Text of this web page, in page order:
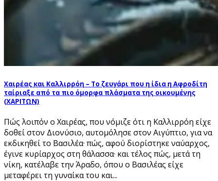
Χαιρέας και Καλλιρρόη – Το ζευγάρι που η ίδια η Αφροδίτη
ταίριαξε από τα πιο όμορφα πλάσματα της οικουμένης
(ΧΑΡΙΤΩΝ)
Πώς λοιπόν ο Χαιρέας, που νόμιζε ότι η Καλλιρρόη είχε
δοθεί στον Διονύσιο, αυτομόλησε στον Αιγύπτιο, για να
εκδικηθεί το Βασιλέα· πώς, αφού διορίστηκε ναύαρχος,
έγινε κυρίαρχος στη θάλασσα· και τέλος πώς, μετά τη
νίκη, κατέλαβε την Άραδο, όπου ο Βασιλέας είχε
μεταφέρει τη γυναίκα του και...